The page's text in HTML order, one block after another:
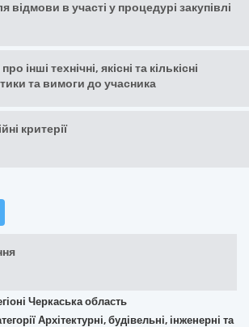
відмови в участі у процедурі закупівлі
інші технічні, якісні та кількісні
та вимоги до учасника
критерії
Черкаська область
Архітектурні, будівельні, інженерні та